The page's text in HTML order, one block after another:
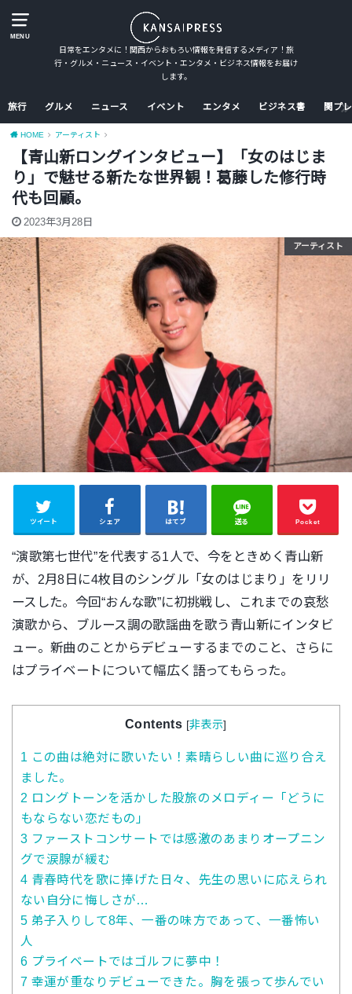
MENU
日常をエンタメに！関西からおもろい情報を発信するメディア！旅
行・グルメ・ニュース・イベント・エンタメ・ビジネス情報をお届け
します。
旅行 グルメ ニュース イベント エンタメ ビジネス書 関プ
HOME アーティスト
【青山新ロングインタビュー】「女のはじま
り」で魅せる新たな世界観！葛藤した修行時
代も回顧。
2023年3月28日
アーティスト
ツイート シェア はてブ 送る Pocket
“演歌第七世代”を代表する1人で、今をときめく青山新
が、2月8日に4枚目のシングル「女のはじまり」をリリ
ースした。今回“おんな歌”に初挑戦し、これまでの哀愁
演歌から、ブルース調の歌謡曲を歌う青山新にインタビ
ュー。新曲のことからデビューするまでのこと、さらに
はプライベートについて幅広く語ってもらった。
Contents [非表示]
1 この曲は絶対に歌いたい！素晴らしい曲に巡り合え
ました。
2 ロングトーンを活かした股旅のメロディー「どうに
もならない恋だもの」
3 ファーストコンサートでは感激のあまりオープニン
グで涙腺が緩む
4 青春時代を歌に捧げた日々、先生の思いに応えられ
ない自分に悔しさが…
5 弟子入りして8年、一番の味方であって、一番怖い
人
6 プライベートではゴルフに夢中！
7 幸運が重なりデビューできた。胸を張って歩んでい